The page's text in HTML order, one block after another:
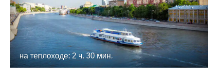
на теплоходе: 2 ч. 30 мин.